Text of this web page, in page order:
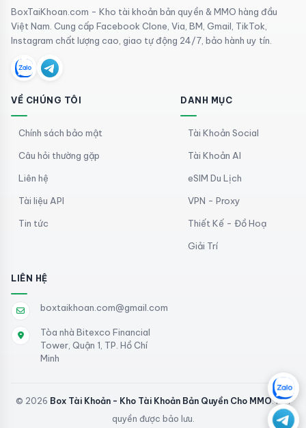
BoxTaiKhoan.com - Kho tài khoản bản quyền & MMO hàng đầu
Việt Nam. Cung cấp Facebook Clone, Via, BM, Gmail, TikTok,
Instagram chất lượng cao, giao tự động 24/7, bảo hành uy tín.
VỀ CHÚNG TÔI
Chính sách bảo mật
Câu hỏi thường gặp
Liên hệ
Tài liệu API
Tin tức
DANH MỤC
Tài Khoản Social
Tài Khoản AI
eSIM Du Lịch
VPN - Proxy
Thiết Kế - Đồ Hoạ
Giải Trí
LIÊN HỆ
boxtaikhoan.com@gmail.com
Tòa nhà Bitexco Financial
Tower, Quận 1, TP. Hồ Chí
Minh
© 2026 Box Tài Khoản - Kho Tài Khoản Bản Quyền Cho MMO. Mọi
quyền được bảo lưu.